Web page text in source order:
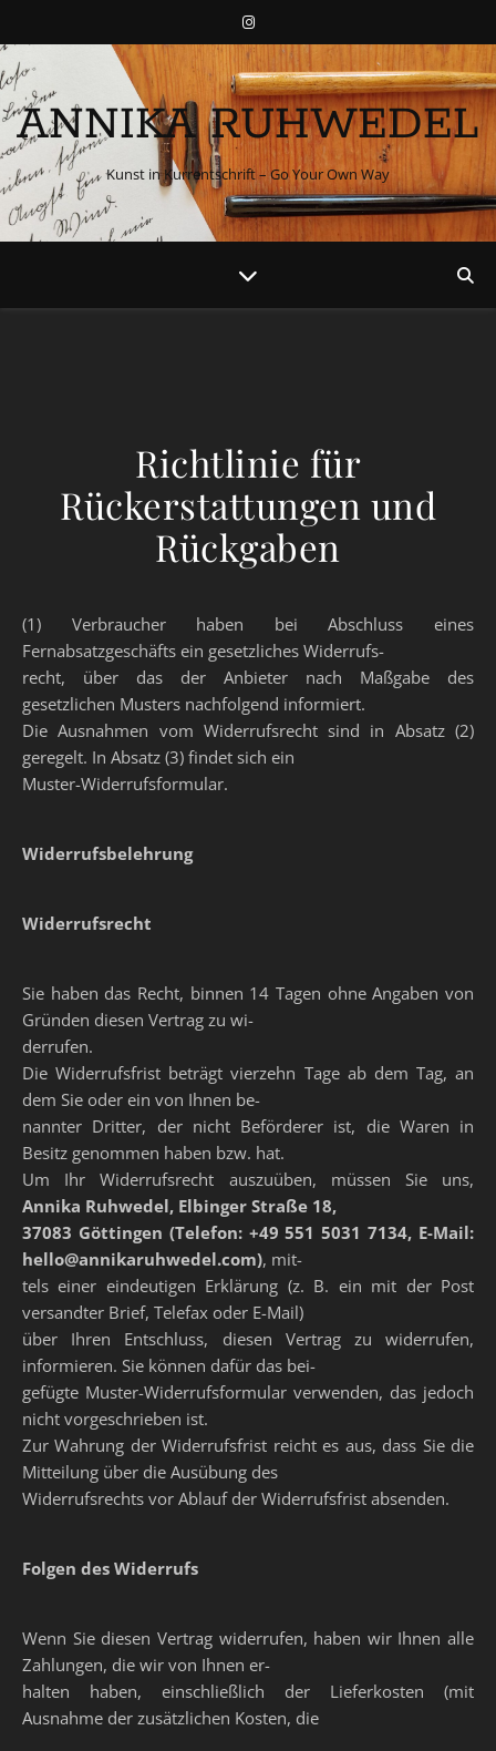
ANNIKA RUHWEDEL
Kunst in Kurrentschrift – Go Your Own Way
Richtlinie für
Rückerstattungen und
Rückgaben
(1) Verbraucher haben bei Abschluss eines
Fernabsatzgeschäfts ein gesetzliches Widerrufs-
recht, über das der Anbieter nach Maßgabe des
gesetzlichen Musters nachfolgend informiert.
Die Ausnahmen vom Widerrufsrecht sind in Absatz (2)
geregelt. In Absatz (3) findet sich ein
Muster-Widerrufsformular.
Widerrufsbelehrung
Widerrufsrecht
Sie haben das Recht, binnen 14 Tagen ohne Angaben von
Gründen diesen Vertrag zu wi-
derrufen.
Die Widerrufsfrist beträgt vierzehn Tage ab dem Tag, an
dem Sie oder ein von Ihnen be-
nannter Dritter, der nicht Beförderer ist, die Waren in
Besitz genommen haben bzw. hat.
Um Ihr Widerrufsrecht auszuüben, müssen Sie uns,
Annika Ruhwedel, Elbinger Straße 18,
37083 Göttingen (Telefon: +49 551 5031 7134, E-Mail:
hello@annikaruhwedel.com), mit-
tels einer eindeutigen Erklärung (z. B. ein mit der Post
versandter Brief, Telefax oder E-Mail)
über Ihren Entschluss, diesen Vertrag zu widerrufen,
informieren. Sie können dafür das bei-
gefügte Muster-Widerrufsformular verwenden, das jedoch
nicht vorgeschrieben ist.
Zur Wahrung der Widerrufsfrist reicht es aus, dass Sie die
Mitteilung über die Ausübung des
Widerrufsrechts vor Ablauf der Widerrufsfrist absenden.
Folgen des Widerrufs
Wenn Sie diesen Vertrag widerrufen, haben wir Ihnen alle
Zahlungen, die wir von Ihnen er-
halten haben, einschließlich der Lieferkosten (mit
Ausnahme der zusätzlichen Kosten, die